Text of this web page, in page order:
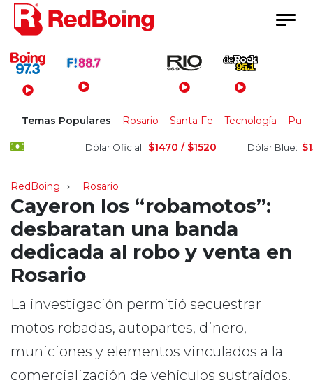
Menú Principal
Temas Populares Rosario Santa Fe Tecnología
Dólar Oficial: $1470 / $1520 Dólar Blue: $1505 /
RedBoing Rosario
Cayeron los “robamotos”:
desbaratan una banda
dedicada al robo y venta en
Rosario
La investigación permitió secuestrar
motos robadas, autopartes, dinero,
municiones y elementos vinculados a la
comercialización de vehículos sustraídos.